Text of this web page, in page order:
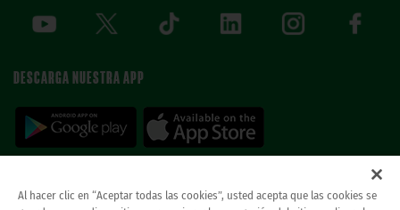
DESCARGA NUESTRA APP
Al hacer clic en “Aceptar todas las cookies”, usted acepta que las cookies se